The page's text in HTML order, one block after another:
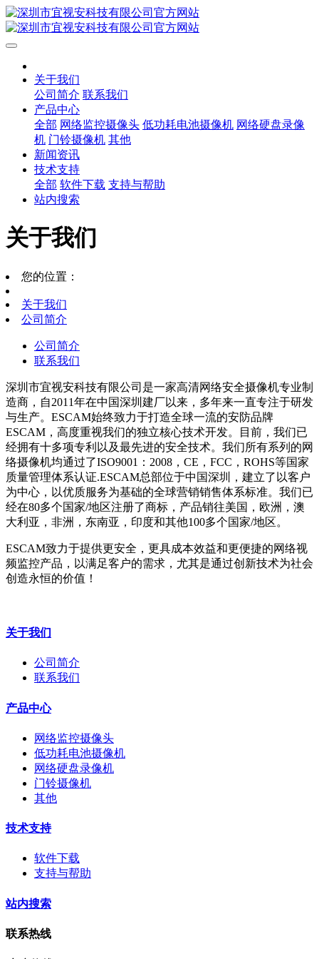
关于我们
公司简介 联系我们
产品中心
全部 网络监控摄像头 低功耗电池摄像机 网络硬盘录像
机 门铃摄像机 其他
新闻资讯
技术支持
全部 软件下载 支持与帮助
站内搜索
关于我们
您的位置：
关于我们
公司简介
公司简介
联系我们
深圳市宜视安科技有限公司是一家高清网络安全摄像机专业制
造商，自2011年在中国深圳建厂以来，多年来一直专注于研发
与生产。ESCAM始终致力于打造全球一流的安防品牌
ESCAM，高度重视我们的独立核心技术开发。目前，我们已
经拥有十多项专利以及最先进的安全技术。我们所有系列的网
络摄像机均通过了ISO9001：2008，CE，FCC，ROHS等国家
质量管理体系认证.ESCAM总部位于中国深圳，建立了以客户
为中心，以优质服务为基础的全球营销销售体系标准。我们已
经在80多个国家/地区注册了商标，产品销往美国，欧洲，澳
大利亚，非洲，东南亚，印度和其他100多个国家/地区。
ESCAM致力于提供更安全，更具成本效益和更便捷的网络视
频监控产品，以满足客户的需求，尤其是通过创新技术为社会
创造永恒的价值！
关于我们
公司简介
联系我们
产品中心
网络监控摄像头
低功耗电池摄像机
网络硬盘录像机
门铃摄像机
其他
技术支持
软件下载
支持与帮助
站内搜索
联系热线